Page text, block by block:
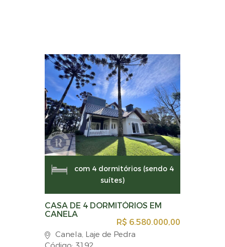
com 4 dormitórios (sendo 4
suítes)
CASA DE 4 DORMITÓRIOS EM
CANELA
R$ 6.580.000,00
Canela, Laje de Pedra